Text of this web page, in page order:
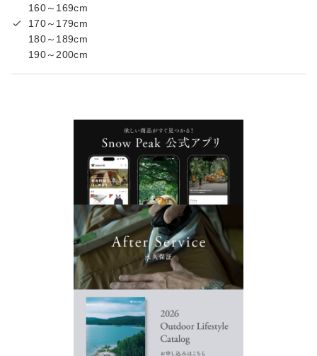
160～169cm
170～179cm
180～189cm
190～200cm